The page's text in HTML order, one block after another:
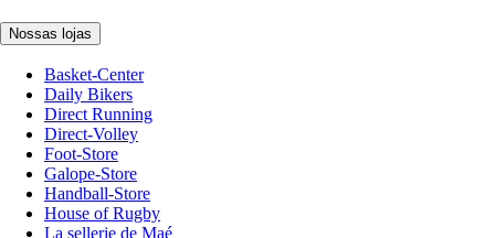
Nossas lojas
Basket-Center
Daily Bikers
Direct Running
Direct-Volley
Foot-Store
Galope-Store
Handball-Store
House of Rugby
La sellerie de Maé